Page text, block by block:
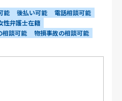
能 後払い可能
電話相談可能
性弁護士在籍
相談可能
物損事故の相談可能